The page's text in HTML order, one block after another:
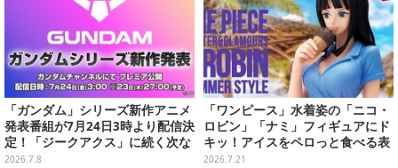
「ガンダム」シリーズ新作アニメ
発表番組が7月24日3時より配信決
定！「ジークアクス」に続く次な
る作品は果たして…
2026.7.8
「ワンピース」水着姿の「ニコ・
ロビン」「ナミ」フィギュアにド
キッ！アイスをペロっと食べる表
情にも注目
2026.7.21